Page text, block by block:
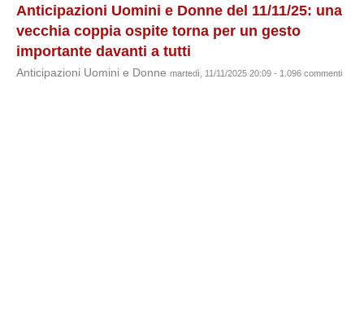
Anticipazioni Uomini e Donne del 11/11/25: una
vecchia coppia ospite torna per un gesto
importante davanti a tutti
Anticipazioni Uomini e Donne martedì, 11/11/2025 20:09 - 1.096 commenti